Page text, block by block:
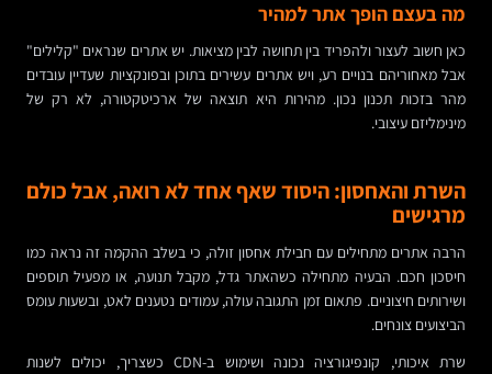
מה בעצם הופך אתר למהיר
כאן חשוב לעצור ולהפריד בין תחושה לבין מציאות. יש אתרים שנראים "קלילים"
אבל מאחוריהם בנויים רע, ויש אתרים עשירים בתוכן ובפונקציות שעדיין עובדים
מהר בזכות תכנון נכון. מהירות היא תוצאה של ארכיטקטורה, לא רק של
מינימליזם עיצובי.
השרת והאחסון: היסוד שאף אחד לא רואה, אבל כולם
מרגישים
הרבה אתרים מתחילים עם חבילת אחסון זולה, כי בשלב ההקמה זה נראה כמו
חיסכון חכם. הבעיה מתחילה כשהאתר גדל, מקבל תנועה, או מפעיל תוספים
ושירותים חיצוניים. פתאום זמן התגובה עולה, עמודים נטענים לאט, ובשעות עומס
הביצועים צונחים.
שרת איכותי, קונפיגורציה נכונה ושימוש ב-CDN כשצריך, יכולים לשנות